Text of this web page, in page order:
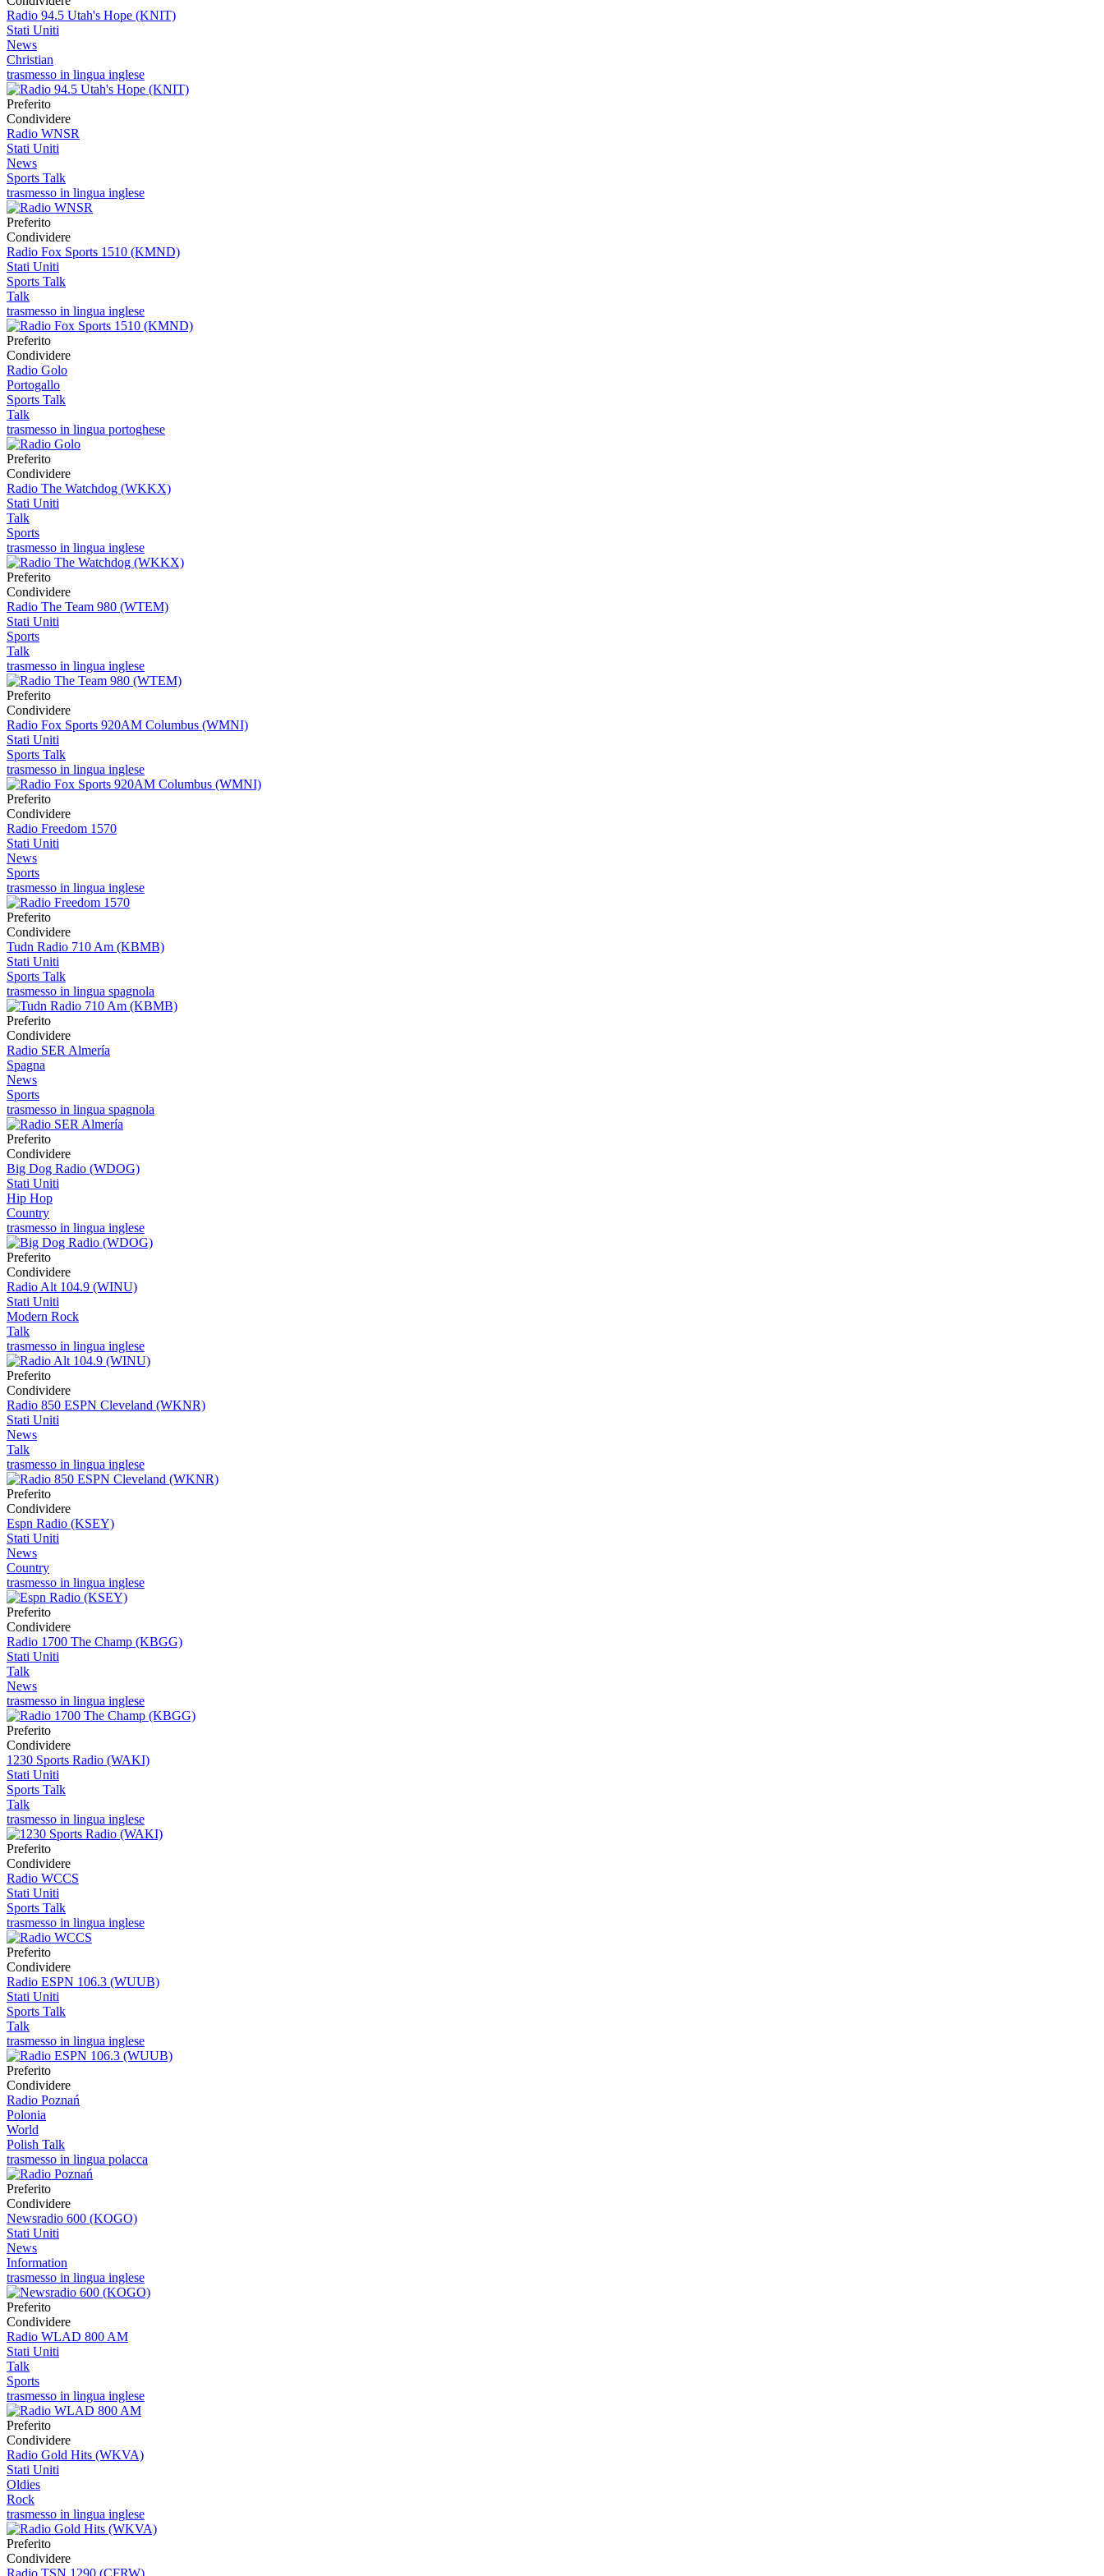
Radio 94.5 Utah's Hope (KNIT)
Stati Uniti
News
Christian
trasmesso in lingua inglese
Preferito
Condividere
Radio WNSR
Stati Uniti
News
Sports Talk
trasmesso in lingua inglese
Preferito
Condividere
Radio Fox Sports 1510 (KMND)
Stati Uniti
Sports Talk
Talk
trasmesso in lingua inglese
Preferito
Condividere
Radio Golo
Portogallo
Sports Talk
Talk
trasmesso in lingua portoghese
Preferito
Condividere
Radio The Watchdog (WKKX)
Stati Uniti
Talk
Sports
trasmesso in lingua inglese
Preferito
Condividere
Radio The Team 980 (WTEM)
Stati Uniti
Sports
Talk
trasmesso in lingua inglese
Preferito
Condividere
Radio Fox Sports 920AM Columbus (WMNI)
Stati Uniti
Sports Talk
trasmesso in lingua inglese
Preferito
Condividere
Radio Freedom 1570
Stati Uniti
News
Sports
trasmesso in lingua inglese
Preferito
Condividere
Tudn Radio 710 Am (KBMB)
Stati Uniti
Sports Talk
trasmesso in lingua spagnola
Preferito
Condividere
Radio SER Almería
Spagna
News
Sports
trasmesso in lingua spagnola
Preferito
Condividere
Big Dog Radio (WDOG)
Stati Uniti
Hip Hop
Country
trasmesso in lingua inglese
Preferito
Condividere
Radio Alt 104.9 (WINU)
Stati Uniti
Modern Rock
Talk
trasmesso in lingua inglese
Preferito
Condividere
Radio 850 ESPN Cleveland (WKNR)
Stati Uniti
News
Talk
trasmesso in lingua inglese
Preferito
Condividere
Espn Radio (KSEY)
Stati Uniti
News
Country
trasmesso in lingua inglese
Preferito
Condividere
Radio 1700 The Champ (KBGG)
Stati Uniti
Talk
News
trasmesso in lingua inglese
Preferito
Condividere
1230 Sports Radio (WAKI)
Stati Uniti
Sports Talk
Talk
trasmesso in lingua inglese
Preferito
Condividere
Radio WCCS
Stati Uniti
Sports Talk
trasmesso in lingua inglese
Preferito
Condividere
Radio ESPN 106.3 (WUUB)
Stati Uniti
Sports Talk
Talk
trasmesso in lingua inglese
Preferito
Condividere
Radio Poznań
Polonia
World
Polish Talk
trasmesso in lingua polacca
Preferito
Condividere
Newsradio 600 (KOGO)
Stati Uniti
News
Information
trasmesso in lingua inglese
Preferito
Condividere
Radio WLAD 800 AM
Stati Uniti
Talk
Sports
trasmesso in lingua inglese
Preferito
Condividere
Radio Gold Hits (WKVA)
Stati Uniti
Oldies
Rock
trasmesso in lingua inglese
Preferito
Condividere
Radio TSN 1290 (CFRW)